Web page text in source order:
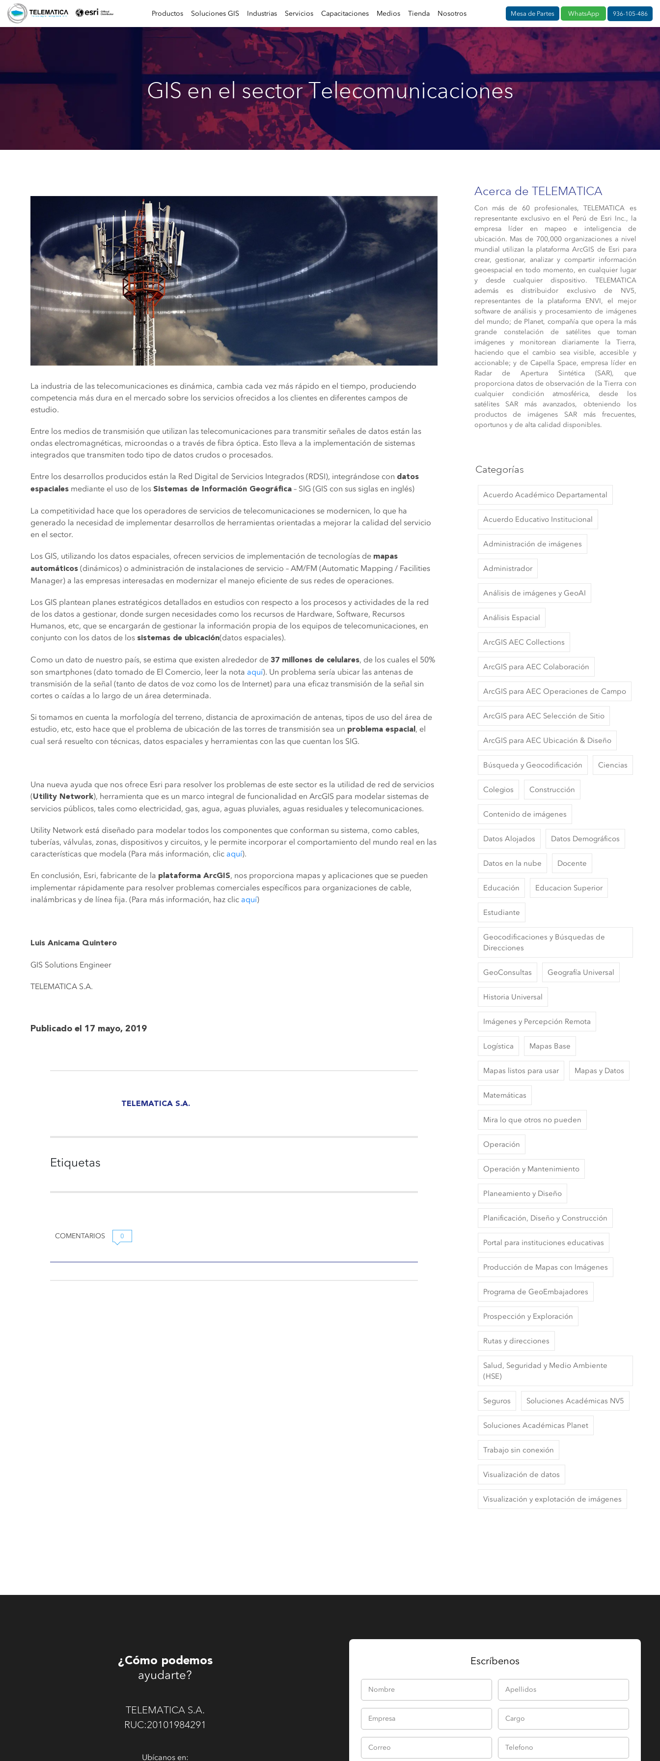
Productos Soluciones GIS Industrias Servicios Capacitaciones Medios Tienda Nosotros Mesa de Partes WhatsApp 936-105-486
GIS en el sector Telecomunicaciones
La industria de las telecomunicaciones es dinámica, cambia cada vez más rápido en el tiempo, produciendo
competencia más dura en el mercado sobre los servicios ofrecidos a los clientes en diferentes campos de
estudio.
Entre los medios de transmisión que utilizan las telecomunicaciones para transmitir señales de datos están las
ondas electromagnéticas, microondas o a través de fibra óptica. Esto lleva a la implementación de sistemas
integrados que transmiten todo tipo de datos crudos o procesados.
Entre los desarrollos producidos están la Red Digital de Servicios Integrados (RDSI), integrándose con datos
espaciales mediante el uso de los Sistemas de Información Geográfica – SIG (GIS con sus siglas en inglés)
La competitividad hace que los operadores de servicios de telecomunicaciones se modernicen, lo que ha
generado la necesidad de implementar desarrollos de herramientas orientadas a mejorar la calidad del servicio
en el sector.
Los GIS, utilizando los datos espaciales, ofrecen servicios de implementación de tecnologías de mapas
automáticos (dinámicos) o administración de instalaciones de servicio – AM/FM (Automatic Mapping / Facilities
Manager) a las empresas interesadas en modernizar el manejo eficiente de sus redes de operaciones.
Los GIS plantean planes estratégicos detallados en estudios con respecto a los procesos y actividades de la red
de los datos a gestionar, donde surgen necesidades como los recursos de Hardware, Software, Recursos
Humanos, etc, que se encargarán de gestionar la información propia de los equipos de telecomunicaciones, en
conjunto con los datos de los sistemas de ubicación(datos espaciales).
Como un dato de nuestro país, se estima que existen alrededor de37 millones de celulares, de los cuales el 50%
son smartphones (dato tomado de El Comercio, leer la nota aquí). Un problema sería ubicar las antenas de
transmisión de la señal (tanto de datos de voz como los de Internet) para una eficaz transmisión de la señal sin
cortes o caídas a lo largo de un área determinada.
Si tomamos en cuenta la morfología del terreno, distancia de aproximación de antenas, tipos de uso del área de
estudio, etc, esto hace que el problema de ubicación de las torres de transmisión sea un problema espacial , el
cual será resuelto con técnicas, datos espaciales y herramientas con las que cuentan los SIG.
Una nueva ayuda que nos ofrece Esri para resolver los problemas de este sector es la utilidad de red de servicios
(Utility Network), herramienta que es un marco integral de funcionalidad en ArcGIS para modelar sistemas de
servicios públicos, tales como electricidad, gas, agua, aguas pluviales, aguas residuales y telecomunicaciones.
Utility Network está diseñado para modelar todos los componentes que conforman su sistema, como cables,
tuberías, válvulas, zonas, dispositivos y circuitos, y le permite incorporar el comportamiento del mundo real en las
características que modela (Para más información, clic aquí).
En conclusión, Esri, fabricante de la plataforma ArcGIS, nos proporciona mapas y aplicaciones que se pueden
implementar rápidamente para resolver problemas comerciales específicos para organizaciones de cable,
inalámbricas y de línea fija. (Para más información, haz clic aquí)
Luis Anicama Quintero
GIS Solutions Engineer
TELEMATICA S.A.
Publicado el 17 mayo, 2019
TELEMATICA S.A.
Etiquetas
COMENTARIOS 0
Acerca de TELEMATICA
Con más de 60 profesionales, TELEMATICA es
representante exclusivo en el Perú de Esri Inc., la
empresa líder en mapeo e inteligencia de
ubicación. Mas de 700,000 organizaciones a nivel
mundial utilizan la plataforma ArcGIS de Esri para
crear, gestionar, analizar y compartir información
geoespacial en todo momento, en cualquier lugar
y desde cualquier dispositivo. TELEMATICA
además es distribuidor exclusivo de NV5,
representantes de la plataforma ENVI, el mejor
software de análisis y procesamiento de imágenes
del mundo; de Planet, compañía que opera la más
grande constelación de satélites que toman
imágenes y monitorean diariamente la Tierra,
haciendo que el cambio sea visible, accesible y
accionable; y de Capella Space, empresa líder en
Radar de Apertura Sintética (SAR), que
proporciona datos de observación de la Tierra con
cualquier condición atmosférica, desde los
satélites SAR más avanzados, obteniendo los
productos de imágenes SAR más frecuentes,
oportunos y de alta calidad disponibles.
Categorías
Acuerdo Académico Departamental
Acuerdo Educativo Institucional
Administración de imágenes
Administrador
Análisis de imágenes y GeoAI
Análisis Espacial
ArcGIS AEC Collections
ArcGIS para AEC Colaboración
ArcGIS para AEC Operaciones de Campo
ArcGIS para AEC Selección de Sitio
ArcGIS para AEC Ubicación & Diseño
Búsqueda y Geocodificación Ciencias
Colegios Construcción
Contenido de imágenes
Datos Alojados Datos Demográficos
Datos en la nube Docente
Educación Educacion Superior
Estudiante
Geocodificaciones y Búsquedas de
Direcciones
GeoConsultas Geografía Universal
Historia Universal
Imágenes y Percepción Remota
Logística Mapas Base
Mapas listos para usar Mapas y Datos
Matemáticas
Mira lo que otros no pueden
Operación
Operación y Mantenimiento
Planeamiento y Diseño
Planificación, Diseño y Construcción
Portal para instituciones educativas
Producción de Mapas con Imágenes
Programa de GeoEmbajadores
Prospección y Exploración
Rutas y direcciones
Salud, Seguridad y Medio Ambiente
(HSE)
Seguros Soluciones Académicas NV5
Soluciones Académicas Planet
Trabajo sin conexión
Visualización de datos
Visualización y explotación de imágenes
¿Cómo podemos
ayudarte?
TELEMATICA S.A.
RUC:20101984291
Ubícanos en:
Escríbenos